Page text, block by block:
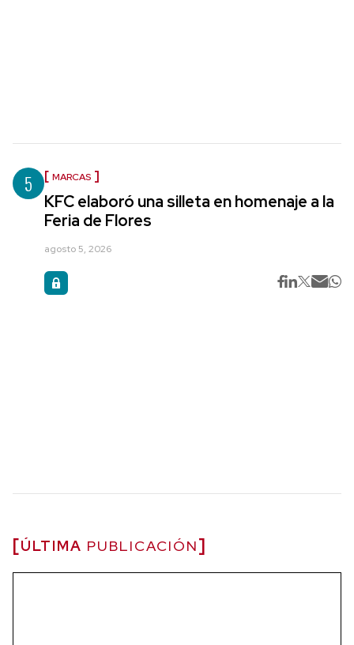
5 MARCAS
KFC elaboró una silleta en homenaje a la
Feria de Flores
agosto 5, 2026
ÚLTIMA PUBLICACIÓN